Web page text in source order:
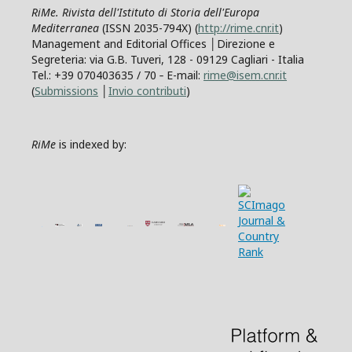
RiMe. Rivista dell'Istituto di Storia dell'Europa
Mediterranea (ISSN 2035-794X) (http://rime.cnr.it)
Management and Editorial Offices │Direzione e
Segreteria: via G.B. Tuveri, 128 - 09129 Cagliari - Italia
Tel.: +39 070403635 / 70 ‐ E-mail: rime@isem.cnr.it
(Submissions Invio contributi)
RiMe is indexed by: